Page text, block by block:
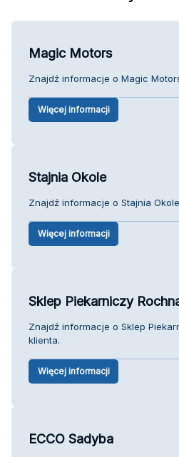
Magic Motors
Znajdź informacje o Magic
Więcej informacji
Stajnia Okole
Znajdź informacje o Stajnia
Więcej informacji
Sklep Piekarniczy
Znajdź informacje o Sklep
klienta.
Więcej informacji
ECCO Sadyba